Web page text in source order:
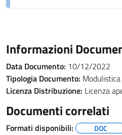
Informazioni
Data Documento: 10/12/2022
Tipologia Documento: Modulistica
Licenza Distribuzione: Licenza
Documenti correlati
Formati disponibili: DOC